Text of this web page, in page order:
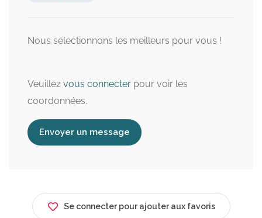
Nous sélectionnons les meilleurs pour vous !
Veuillez vous connecter pour voir les
coordonnées.
Envoyer un message
Se connecter pour ajouter aux favoris